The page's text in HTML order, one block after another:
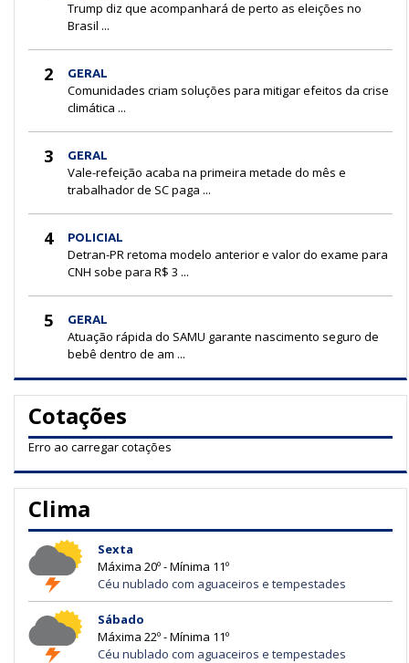
Trump diz que acompanhará de perto as eleições no
Brasil ...
2 GERAL
Comunidades criam soluções para mitigar efeitos da crise
climática ...
3 GERAL
Vale-refeição acaba na primeira metade do mês e
trabalhador de SC paga ...
4 POLICIAL
Detran-PR retoma modelo anterior e valor do exame para
CNH sobe para R$ 3 ...
5 GERAL
Atuação rápida do SAMU garante nascimento seguro de
bebê dentro de am ...
Cotações
Erro ao carregar cotações
Clima
Sexta
Máxima 20º - Mínima 11º
Céu nublado com aguaceiros e tempestades
Sábado
Máxima 22º - Mínima 11º
Céu nublado com aguaceiros e tempestades